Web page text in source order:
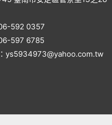
592 0357​
597 6785
ys5934973@yahoo.com.tw